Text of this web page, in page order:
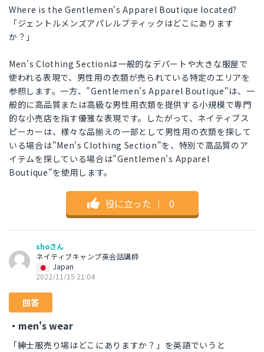
Where is the Gentlemen's Apparel Boutique located?
「ジェントルメンズアパレルブティックはどこにあります
か？」
Men's Clothing Sectionは一般的なデパートや大きな服屋で
使われる表現で、男性用の衣類が売られている特定のエリアを
参照します。一方、"Gentlemen's Apparel Boutique"は、一
般的に高品質または高級な男性用衣類を提供する小規模で専門
的な小売店を指す優雅な表現です。したがって、ネイティブス
ピーカーは、様々な品揃えの一部として男性用の衣類を探して
いる場合は"Men's Clothing Section"を、特別で高品質のア
イテムを探している場合は"Gentlemen's Apparel
Boutique"を使用します。
役に立った ｜ 0
shoさん
ネイティブキャンプ英会話講師
Japan
2022/11/15 21:04
回答
・men's wear
「紳士服売り場はどこにありますか？」を英語でいうと